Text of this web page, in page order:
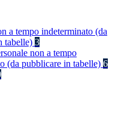
a tempo indeterminato (da
tabelle) 3
non a tempo
(da pubblicare in tabelle) 6